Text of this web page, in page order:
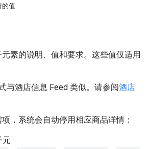
的值
素的说明、值和要求。这些值仅适用
与酒店信息 Feed 类似。请参阅酒店
，系统会自动停用相应商品详情：
元